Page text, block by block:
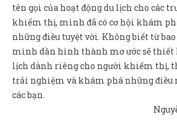
tên gọi của hoạt động du lịch cho các
khiếm thị, mình đã có cơ hội khám
những điều tuyệt vời. Không biết từ
mình dần hình thành mơ ước sẽ thiết
lịch dành riêng cho người khiếm thị,
trải nghiệm và khám phá những điều
các bạn.